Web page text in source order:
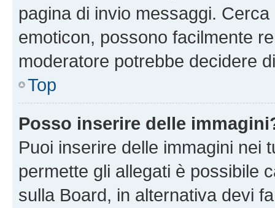
pagina di invio messaggi.
emoticon, possono facilmente
moderatore potrebbe decidere
Top
Posso inserire delle
Puoi inserire delle immagini nei
permette gli allegati è possibile
sulla Board, in alternativa devi